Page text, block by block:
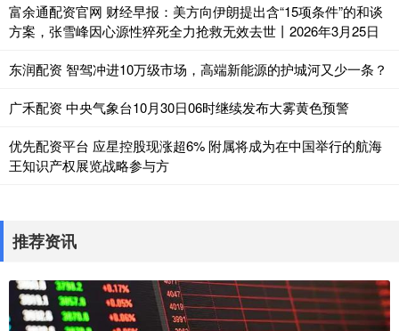
富余通配资官网 财经早报：美方向伊朗提出含“15项条件”的和谈
方案，张雪峰因心源性猝死全力抢救无效去世丨2026年3月25日
东润配资 智驾冲进10万级市场，高端新能源的护城河又少一条？
广禾配资 中央气象台10月30日06时继续发布大雾黄色预警
优先配资平台 应星控股现涨超6% 附属将成为在中国举行的航海
王知识产权展览战略参与方
推荐资讯